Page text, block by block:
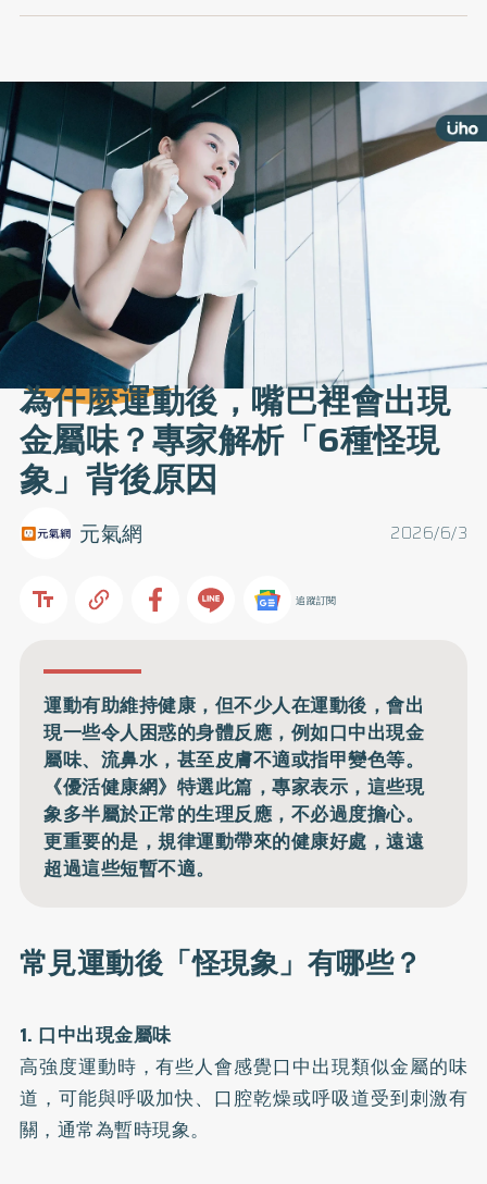
為什麼運動後，嘴巴裡會出現
金屬味？專家解析「6種怪現
象」背後原因
2026/6/3
元氣網
追蹤訂閱
運動有助維持健康，但不少人在運動後，會出
現一些令人困惑的身體反應，例如口中出現金
屬味、流鼻水，甚至皮膚不適或指甲變色等。
《優活健康網》特選此篇，專家表示，這些現
象多半屬於正常的生理反應，不必過度擔心。
更重要的是，規律運動帶來的健康好處，遠遠
超過這些短暫不適。
常見運動後「怪現象」有哪些？
1. 口中出現金屬味
高強度運動時，有些人會感覺口中出現類似金屬的味
道，可能與呼吸加快、口腔乾燥或呼吸道受到刺激有
關，通常為暫時現象。